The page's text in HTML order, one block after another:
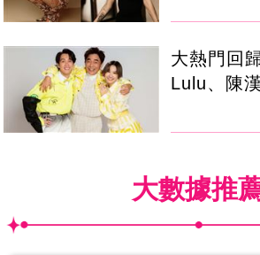
大熱門回
Lulu、陳
大數據推